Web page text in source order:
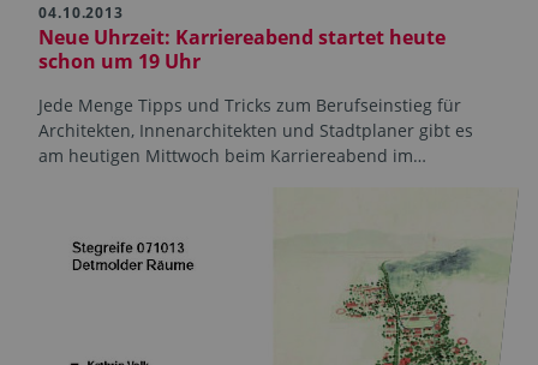
04.10.2013
Neue Uhrzeit: Karriereabend startet heute
schon um 19 Uhr
Jede Menge Tipps und Tricks zum Berufseinstieg für
Architekten, Innenarchitekten und Stadtplaner gibt es
am heutigen Mittwoch beim Karriereabend im…